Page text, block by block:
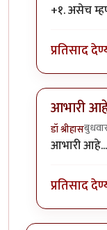
In reply to
+१. असेच
प्रतिसाद
आभारी
डॉ श्रीहास
In reply to
आभारी आहे...
प्रतिसाद